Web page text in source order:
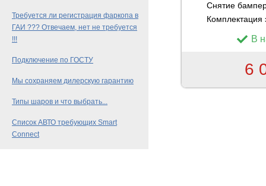
Требуется ли регистрация фаркопа в
ГАИ ??? Отвечаем, нет не требуется
!!!
Подключение по ГОСТУ
Мы сохраняем дилерскую гарантию
Типы шаров и что выбрать...
Список АВТО требующих Smart
Connect
Снятие
Комплектация
В
6